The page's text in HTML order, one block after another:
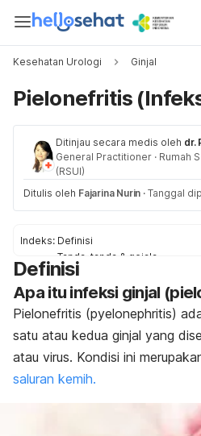
Kesehatan Urologi Ginjal
Pielonefritis
Ditinjau secara medis oleh dr.
General Practitioner · Rumah
(RSUI)
Ditulis oleh Fajarina Nurin · Tanggal
Indeks: Definisi
Tanda-tanda & gejala
Penyebab
Faktor-faktor risiko
Pengobatan
Pengobatan di rumah
Definisi
Apa itu infeksi ginjal
Pielonefritis (pyelonephritis)
satu atau kedua ginjal yang
atau virus. Kondisi ini
saluran kemih.